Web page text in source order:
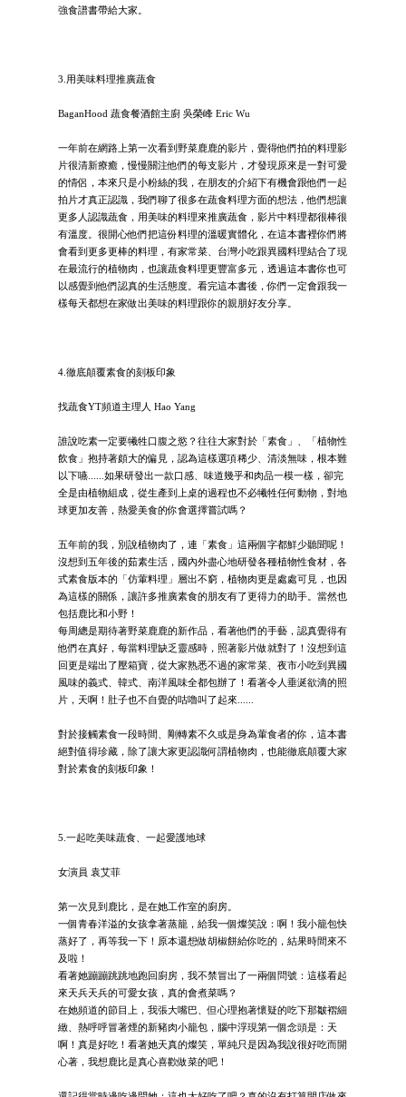
強食譜書帶給大家。
3.用美味料理推廣蔬食
BaganHood 蔬食餐酒館主廚 吳榮峰 Eric Wu
一年前在網路上第一次看到野菜鹿鹿的影片，覺得他們拍的料理影
片很清新療癒，慢慢關注他們的每支影片，才發現原來是一對可愛
的情侶，本來只是小粉絲的我，在朋友的介紹下有機會跟他們一起
拍片才真正認識，我們聊了很多在蔬食料理方面的想法，他們想讓
更多人認識蔬食，用美味的料理來推廣蔬食，影片中料理都很棒很
有溫度。很開心他們把這份料理的溫暖實體化，在這本書裡你們將
會看到更多更棒的料理，有家常菜、台灣小吃跟異國料理結合了現
在最流行的植物肉，也讓蔬食料理更豐富多元，透過這本書你也可
以感覺到他們認真的生活態度。看完這本書後，你們一定會跟我一
樣每天都想在家做出美味的料理跟你的親朋好友分享。
4.徹底顛覆素食的刻板印象
找蔬食YT頻道主理人 Hao Yang
誰說吃素一定要犧牲口腹之慾？往往大家對於「素食」、「植物性
飲食」抱持著頗大的偏見，認為這樣選項稀少、清淡無味，根本難
以下嚥......如果研發出一款口感、味道幾乎和肉品一模一樣，卻完
全是由植物組成，從生產到上桌的過程也不必犧牲任何動物，對地
球更加友善，熱愛美食的你會選擇嘗試嗎？
五年前的我，別說植物肉了，連「素食」這兩個字都鮮少聽聞呢！
沒想到五年後的茹素生活，國內外盡心地研發各種植物性食材，各
式素食版本的「仿葷料理」層出不窮，植物肉更是處處可見，也因
為這樣的關係，讓許多推廣素食的朋友有了更得力的助手。當然也
包括鹿比和小野！
每周總是期待著野菜鹿鹿的新作品，看著他們的手藝，認真覺得有
他們在真好，每當料理缺乏靈感時，照著影片做就對了！沒想到這
回更是端出了壓箱寶，從大家熟悉不過的家常菜、夜市小吃到異國
風味的義式、韓式、南洋風味全都包辦了！看著令人垂涎欲滴的照
片，天啊！肚子也不自覺的咕嚕叫了起來......
對於接觸素食一段時間、剛轉素不久或是身為葷食者的你，這本書
絕對值得珍藏，除了讓大家更認識何謂植物肉，也能徹底顛覆大家
對於素食的刻板印象！
5.一起吃美味蔬食、一起愛護地球
女演員 袁艾菲
第一次見到鹿比，是在她工作室的廚房。
一個青春洋溢的女孩拿著蒸籠，給我一個燦笑說：啊！我小籠包快
蒸好了，再等我一下！原本還想做胡椒餅給你吃的，結果時間來不
及啦！
看著她蹦蹦跳跳地跑回廚房，我不禁冒出了一兩個問號：這樣看起
來天兵天兵的可愛女孩，真的會煮菜嗎？
在她頻道的節目上，我張大嘴巴、但心理抱著懷疑的吃下那皺褶細
緻、熱呼呼冒著煙的新豬肉小籠包，腦中浮現第一個念頭是：天
啊！真是好吃！看著她天真的燦笑，單純只是因為我說很好吃而開
心著，我想鹿比是真心喜歡做菜的吧！